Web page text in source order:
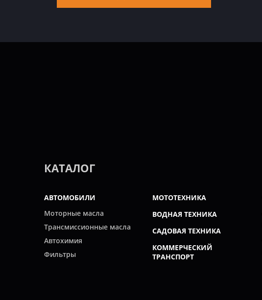
КАТАЛОГ
АВТОМОБИЛИ
Моторные масла
Трансмиссионные масла
Автохимия
Фильтры
МОТОТЕХНИКА
ВОДНАЯ ТЕХНИКА
САДОВАЯ ТЕХНИКА
КОММЕРЧЕСКИЙ
ТРАНСПОРТ